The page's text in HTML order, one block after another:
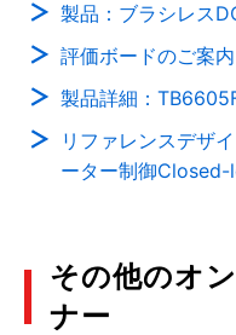
製品：ブラシレス
評価ボードのご案内
製品詳細：
リファレンスデザ
ーター制御
その他のオ
ナー